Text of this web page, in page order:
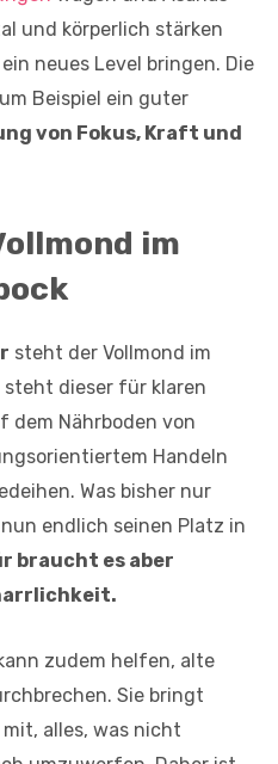
und körperlich stärken
neues Level bringen. Die
Beispiel ein guter
von Fokus, Kraft und
im
steht der Vollmond im
steht dieser für klaren
dem Nährboden von
Handeln
Was bisher nur
endlich seinen Platz in
braucht es aber
zudem helfen, alte
Sie bringt
alles, was nicht